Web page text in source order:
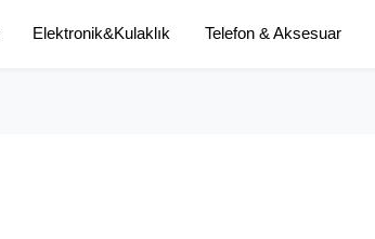
Elektronik&Kulaklık Telefon & Aksesuar